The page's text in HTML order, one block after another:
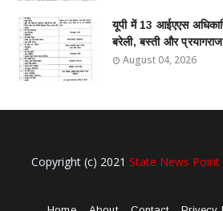
यूपी में 13 आईएएस
बरेली, बस्ती और
August 04, 2026
Copyright (c) 2021 State News Point